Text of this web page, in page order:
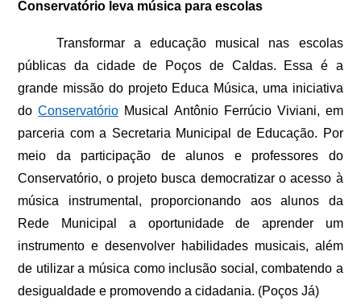
Conservatório leva música para escolas
Transformar a educação musical nas escolas
públicas da cidade de Poços de Caldas. Essa é a
grande missão do projeto Educa Música, uma iniciativa
doConservatório Musical Antônio Ferrúcio Viviani, em
parceria com a Secretaria Municipal de Educação. Por
meio da participação de alunos e professores do
Conservatório, o projeto busca democratizar o acesso à
música instrumental, proporcionando aos alunos da
Rede Municipal a oportunidade de aprender um
instrumento e desenvolver habilidades musicais, além
de utilizar a música como inclusão social, combatendo a
desigualdade e promovendo a cidadania. (Poços Já)